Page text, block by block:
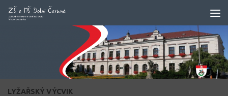
Skip to content
LYŽAŘSKÝ VÝCVIK